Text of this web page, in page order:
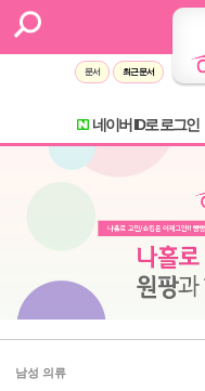
문서 최근 문서
네이버 ID로 로그인
남성 의류